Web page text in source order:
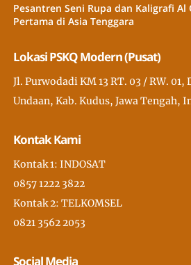
Pesantren Seni Rupa dan Kaligrafi
Pertama di Asia Tenggara
Lokasi PSKQ Modern (Pusat)
Jl. Purwodadi KM 13 RT. 03 / RW. 01,
Undaan, Kab. Kudus, Jawa Tengah,
Kontak Kami
Kontak 1: INDOSAT
0857 1222 3822
Kontak 2: TELKOMSEL
0821 3562 2053
Social Media